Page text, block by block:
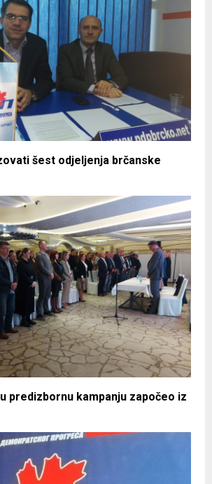
šest odjeljenja brčanske
predizbornu kampanju započeo iz